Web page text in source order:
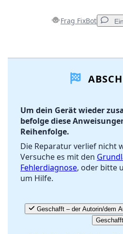
Frag FixBot
Kommentar hinzufügen
Um dein Gerät wieder
befolge diese
Reihenfolge.
Die Reparatur verlief nicht
Versuche es mit den
Fehlerdiagnose, oder bitte
um Hilfe.
Geschafft – der Autorin/dem